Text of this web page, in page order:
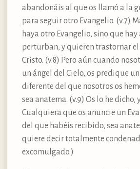
abandonáis al que os llamó a la
para seguir otro Evangelio. (v.7)
haya otro Evangelio, sino que
perturban, y quieren trastornar el
Cristo. (v.8) Pero aún cuando
un ángel del Cielo, os predique
diferente del que nosotros os
sea anatema. (v.9) Os lo he dicho,
Cualquiera que os anuncie un
del que habéis recibido, sea
quiere decir totalmente
excomulgado.)